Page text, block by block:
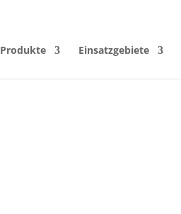
Produkte Einsatzgebiete